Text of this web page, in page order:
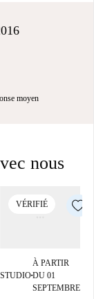
moyen
nous
VÉRIFIÉ
STUDIO■
À PARTIR
DU 01
SEPTEMBRE